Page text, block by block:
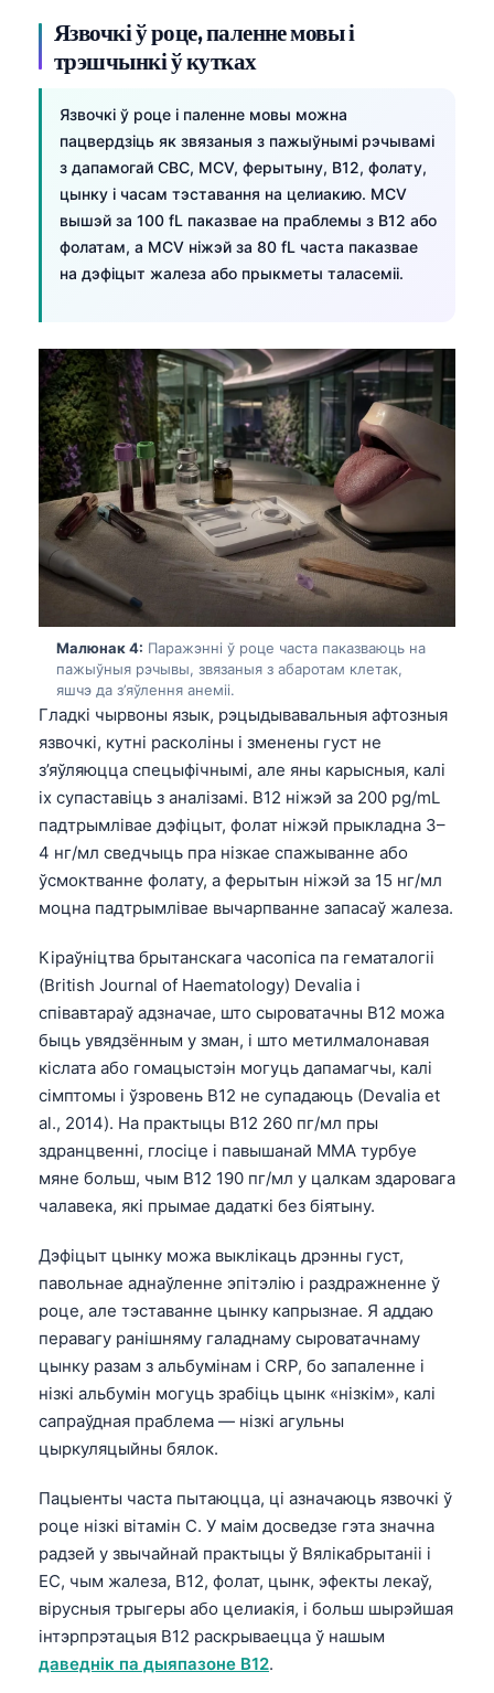
Язвочкі ў роце, паленне мовы і
трэшчынкі ў кутках
Язвочкі ў роце і паленне мовы можна
пацвердзіць як звязаныя з пажыўнымі рэчывамі
з дапамогай CBC, MCV, ферытыну, B12, фолату,
цынку і часам тэставання на целиакию. MCV
вышэй за 100 fL паказвае на праблемы з B12 або
фолатам, а MCV ніжэй за 80 fL часта паказвае
на дэфіцыт жалеза або прыкметы таласеміі.
Малюнак 4: Паражэнні ў роце часта паказваюць на
пажыўныя рэчывы, звязаныя з абаротам клетак,
яшчэ да з’яўлення анеміі.
Гладкі чырвоны язык, рэцыдывавальныя афтозныя
язвочкі, кутні расколіны і зменены густ не
з’яўляюцца спецыфічнымі, але яны карысныя, калі
іх супаставіць з аналізамі. B12 ніжэй за 200 pg/mL
падтрымлівае дэфіцыт, фолат ніжэй прыкладна 3–
4 нг/мл сведчыць пра нізкае спажыванне або
ўсмоктванне фолату, а ферытын ніжэй за 15 нг/мл
моцна падтрымлівае вычарпванне запасаў жалеза.
Кіраўніцтва брытанскага часопіса па гематалогіі
(British Journal of Haematology) Devalia і
співавтараў адзначае, што сыроватачны B12 можа
быць увядзённым у зман, і што метилмалонавая
кіслата або гомацыстэін могуць дапамагчы, калі
сімптомы і ўзровень B12 не супадаюць (Devalia et
al., 2014). На практыцы B12 260 пг/мл пры
здранцвенні, глосіце і павышанай MMA турбуе
мяне больш, чым B12 190 пг/мл у цалкам здаровага
чалавека, які прымае дадаткі без біятыну.
Дэфіцыт цынку можа выклікаць дрэнны густ,
павольнае аднаўленне эпітэлію і раздражненне ў
роце, але тэставанне цынку капрызнае. Я аддаю
перавагу ранішняму галаднаму сыроватачнаму
цынку разам з альбумінам і CRP, бо запаленне і
нізкі альбумін могуць зрабіць цынк «нізкім», калі
сапраўдная праблема — нізкі агульны
цыркуляцыйны бялок.
Пацыенты часта пытаюцца, ці азначаюць язвочкі ў
роце нізкі вітамін C. У маім досведзе гэта значна
радзей у звычайнай практыцы ў Вялікабрытаніі і
ЕС, чым жалеза, B12, фолат, цынк, эфекты лекаў,
вірусныя трыгеры або целиакія, і больш шырэйшая
інтэрпрэтацыя B12 раскрываецца ў нашым
даведнік па дыяпазоне B12.